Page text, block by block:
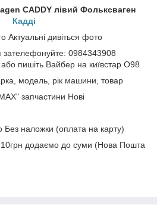
CADDY лівий Фольксваген
Кадді
Актуальні дивіться фото
0984343908
пишіть Вайбер на київстар О98
модель, рік машини, товар
запчастини Нові
наложки (оплата на карту)
10грн додаємо до суми (Нова Пошта